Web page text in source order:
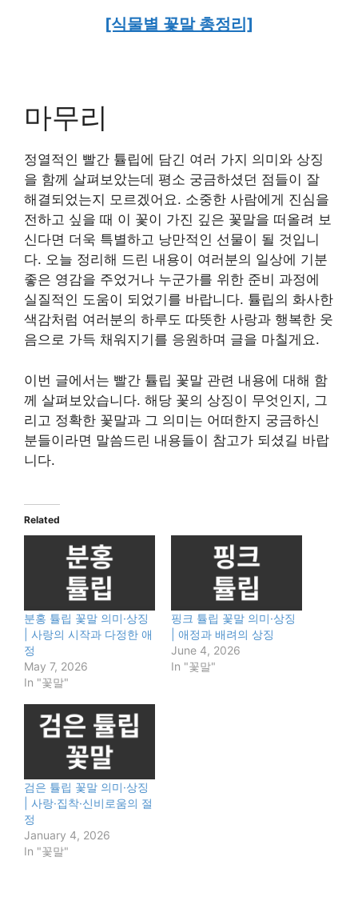
[식물별 꽃말 총정리]
마무리
정열적인 빨간 튤립에 담긴 여러 가지 의미와 상징
을 함께 살펴보았는데 평소 궁금하셨던 점들이 잘
해결되었는지 모르겠어요. 소중한 사람에게 진심을
전하고 싶을 때 이 꽃이 가진 깊은 꽃말을 떠올려 보
신다면 더욱 특별하고 낭만적인 선물이 될 것입니
다. 오늘 정리해 드린 내용이 여러분의 일상에 기분
좋은 영감을 주었거나 누군가를 위한 준비 과정에
실질적인 도움이 되었기를 바랍니다. 튤립의 화사한
색감처럼 여러분의 하루도 따뜻한 사랑과 행복한 웃
음으로 가득 채워지기를 응원하며 글을 마칠게요.
이번 글에서는 빨간 튤립 꽃말 관련 내용에 대해 함
께 살펴보았습니다. 해당 꽃의 상징이 무엇인지, 그
리고 정확한 꽃말과 그 의미는 어떠한지 궁금하신
분들이라면 말씀드린 내용들이 참고가 되셨길 바랍
니다.
Related
분홍 튤립 꽃말 의미·상징
| 사랑의 시작과 다정한 애
정
May 7, 2026
In "꽃말"
핑크 튤립 꽃말 의미·상징
| 애정과 배려의 상징
June 4, 2026
In "꽃말"
검은 튤립 꽃말 의미·상징
| 사랑·집착·신비로움의 절
정
January 4, 2026
In "꽃말"